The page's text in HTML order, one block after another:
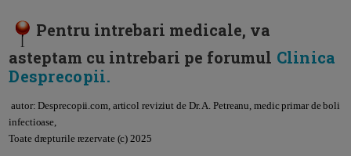
Pentru intrebari medicale, va
asteptam cu intrebari pe forumul Clinica
Desprecopii.
autor: Desprecopii.com, articol reviziut de Dr. A. Petreanu, medic primar de boli
infectioase,
Toate drepturile rezervate (c) 2025